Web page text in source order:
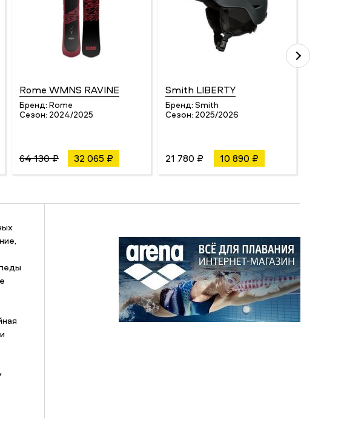
Rome WMNS RAVINE
Бренд: Rome
Сезон: 2024/2025
64 130 ₽ 32 065 ₽
Smith LIBERTY
Бренд: Smith
Сезон: 2025/2026
21 780 ₽ 10 890 ₽